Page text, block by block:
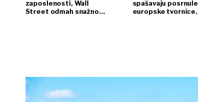
zaposlenosti, Wall
Street odmah snažno
spašavaju posrnule
europske tvornice